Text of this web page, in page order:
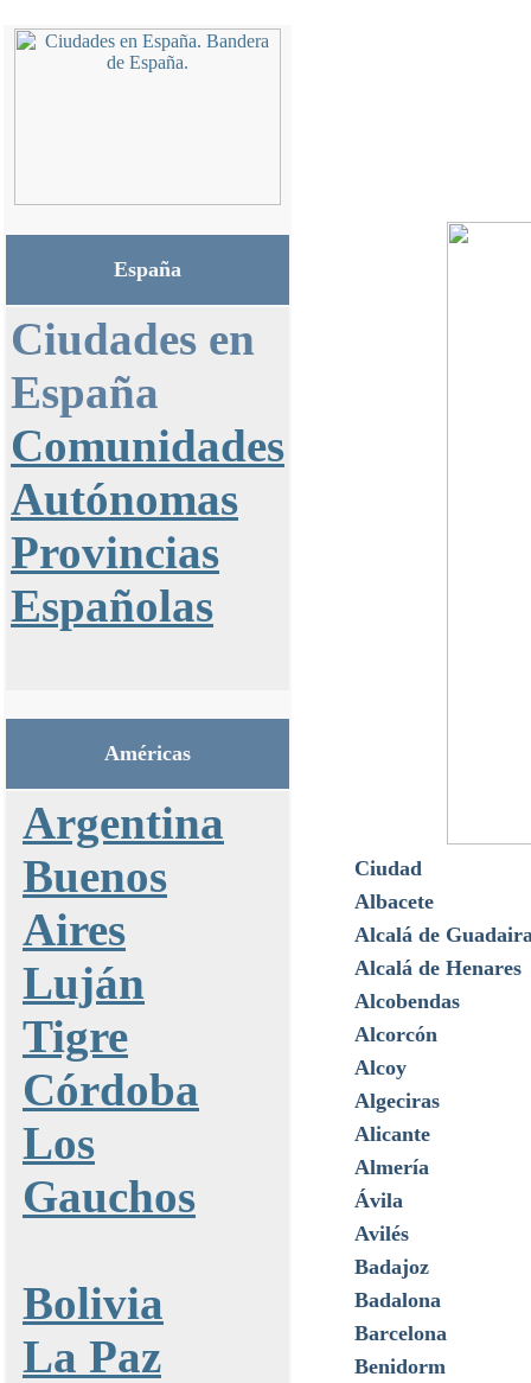
España
Ciudades en
España
Comunidades
Autónomas
Provincias
Españolas
Américas
Argentina
Buenos
Aires
Luján
Tigre
Córdoba
Los
Gauchos
Bolivia
La Paz
Ciudad
Albacete
Alcalá de
Alcalá de Henares
Alcobendas
Alcorcón
Alcoy
Algeciras
Alicante
Almería
Ávila
Avilés
Badajoz
Badalona
Barcelona
Benidorm